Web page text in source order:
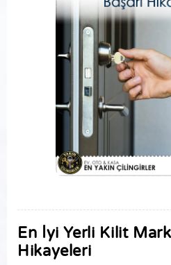
En İyi Yerli Kilit
Hikayeleri